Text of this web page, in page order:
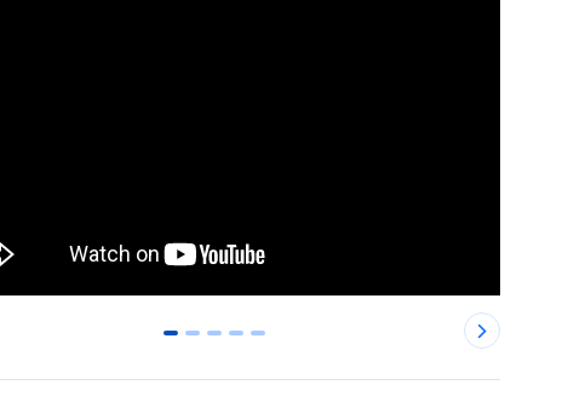
0 1 2 3 4